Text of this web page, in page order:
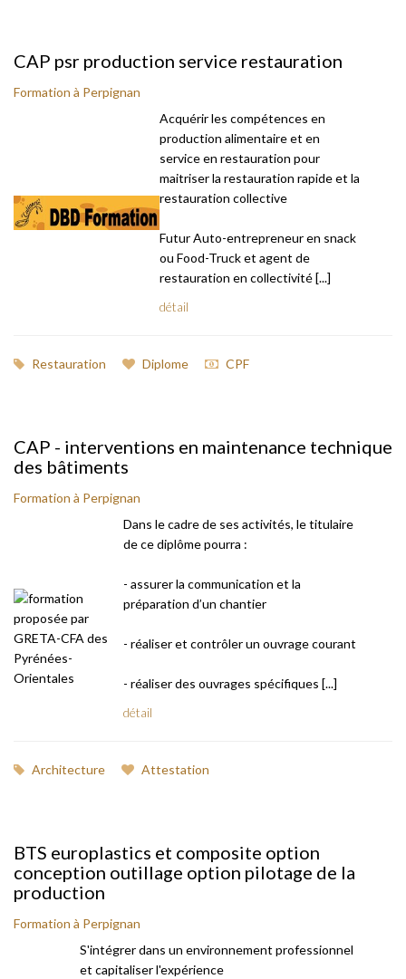
CAP psr production service restauration
Formation à Perpignan
Acquérir les compétences en
production alimentaire et en
service en restauration pour
maitriser la restauration rapide et la
restauration collective
Futur Auto-entrepreneur en snack
ou Food-Truck et agent de
restauration en collectivité [...]
détail
Restauration Diplome CPF
CAP - interventions en maintenance technique
des bâtiments
Formation à Perpignan
Dans le cadre de ses activités, le titulaire
de ce diplôme pourra :
- assurer la communication et la
préparation d’un chantier
- réaliser et contrôler un ouvrage courant
- réaliser des ouvrages spécifiques [...]
détail
Architecture Attestation
BTS europlastics et composite option
conception outillage option pilotage de la
production
Formation à Perpignan
S'intégrer dans un environnement professionnel
et capitaliser l'expérience